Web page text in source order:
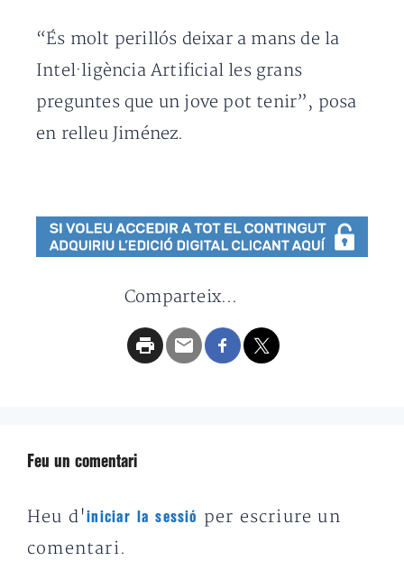
“És molt perillós deixar a mans de la
Intel·ligència Artificial les grans
preguntes que un jove pot tenir”, posa
en relleu Jiménez.
Comparteix...
Feu un comentari
Heu d'iniciar la sessió
per escriure un
comentari.